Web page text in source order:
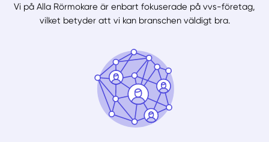
Vi på Alla Rörmokare är enbart fokuserade på vvs-företag,
vilket betyder att vi kan branschen väldigt bra.